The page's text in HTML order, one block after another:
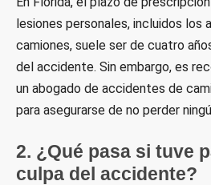
lesiones personales, incluidos los
camiones, suele ser de cuatro
del accidente. Sin embargo, es
un abogado de accidentes de
para asegurarse de no perder
2. ¿Qué pasa si tuve
culpa del accidente?